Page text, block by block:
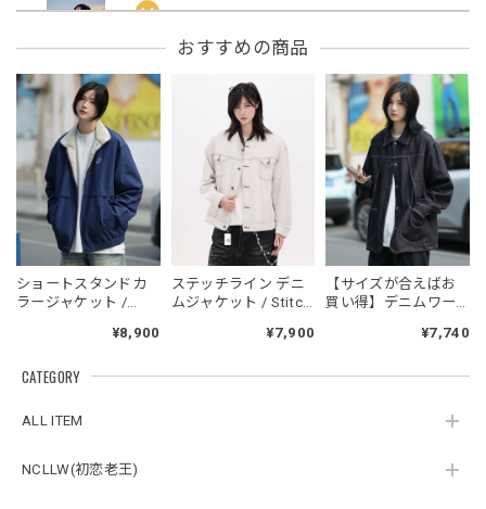
CATEGORY
ALL ITEM
NCLLW(初恋老王)
レッド/L
2026/05/30
フーデッドスタジアムジャンバー / Hooded Stadium Jumper
ブラック/L
2026/05/28
NCLLW オリジナルドッグタグネックレス / NCLLW Original Dog Tag Necklace
2026/05/27
おすすめの商品
ショートスタンドカ
ラージャケット /
¥8,900
ステッチライン デニ
ムジャケット / Stitch
¥7,900
【サイズが合えばお
買い得】デニムワー
¥7,740